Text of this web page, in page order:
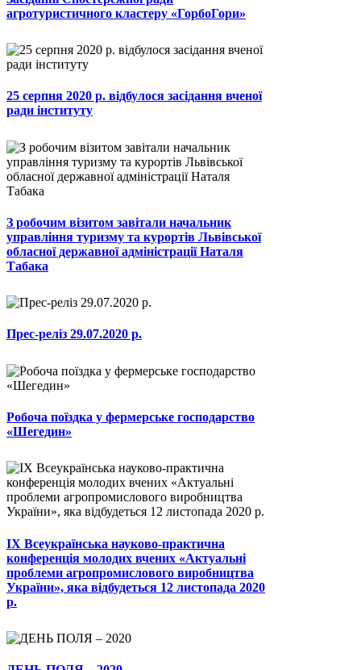
агротуристичного кластеру «ГорбоГори»
25 серпня 2020 р. відбулося засідання вченої
ради інституту
З робочим візитом завітали начальник
управління туризму та курортів Львівської
обласної державної адміністрації Наталя
Табака
Прес-реліз 29.07.2020 р.
Робоча поїздка у фермерське господарство
«Шегедин»
ІХ Всеукраїнська науково-практична
конференція молодих вчених «Актуальні
проблеми агропромислового виробництва
України», яка відбудеться 12 листопада 2020
р.